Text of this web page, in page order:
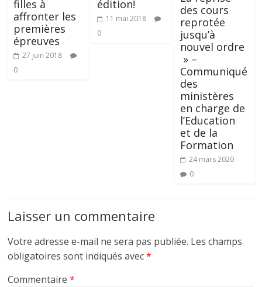
filles à
affronter les
premières
épreuves
27 juin 2018
0
édition!
11 mai 2018
0
des cours
reprotée
jusqu’à
nouvel ordre
» –
Communiqué
des
ministères
en charge de
l’Education
et de la
Formation
24 mars 2020
0
Laisser un commentaire
Votre adresse e-mail ne sera pas publiée. Les champs
obligatoires sont indiqués avec*
Commentaire*